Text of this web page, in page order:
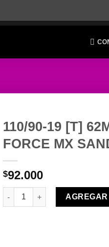
110/90-19 [T]
FORCE MX
$92.000
110/90-19 [T] 62M TT TERRA